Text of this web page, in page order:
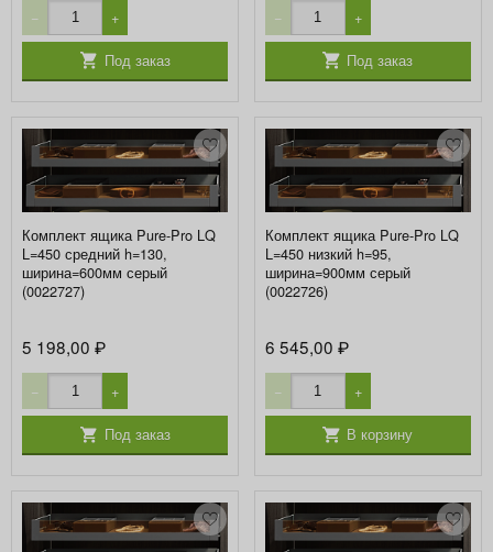
− +
Под заказ
− +
Под заказ
Комплект ящика Pure-Pro LQ
L=450 средний h=130,
ширина=600мм серый
(0022727)
5 198,00₽
− +
Под заказ
Комплект ящика Pure-Pro LQ
L=450 низкий h=95,
ширина=900мм серый
(0022726)
6 545,00 ₽
− +
В корзину